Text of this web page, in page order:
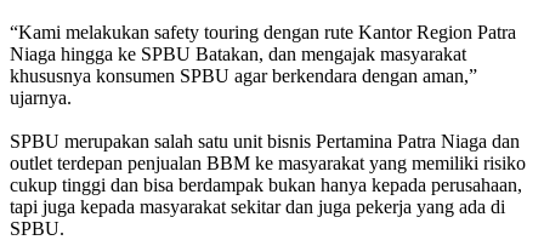
“Kami melakukan safety touring dengan rute Kantor Region Patra
Niaga hingga ke SPBU Batakan, dan mengajak masyarakat
khususnya konsumen SPBU agar berkendara dengan aman,”
ujarnya.
SPBU merupakan salah satu unit bisnis Pertamina Patra Niaga dan
outlet terdepan penjualan BBM ke masyarakat yang memiliki risiko
cukup tinggi dan bisa berdampak bukan hanya kepada perusahaan,
tapi juga kepada masyarakat sekitar dan juga pekerja yang ada di
SPBU.